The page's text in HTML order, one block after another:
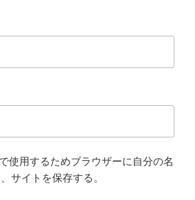
使用するためブラウザーに自分の名
サイトを保存する。